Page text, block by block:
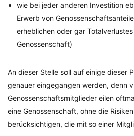
wie bei jeder anderen Investition
Erwerb von
erheblichen oder gar
Genossenschaft)
An dieser Stelle soll auf einige dieser
genauer eingegangen werden, denn
Genossenschaftsmitglieder eilen
eine Genossenschaft, ohne die
berücksichtigen, die mit so einer